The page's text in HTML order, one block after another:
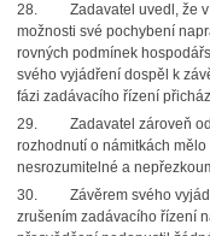
28. Zadavatel uvedl, že v
možnosti své pochybení
rovných podmínek
svého vyjádření dospěl k
fázi zadávacího řízení
29. Zadavatel zároveň
rozhodnutí o námitkách
nesrozumitelné a
30. Závěrem svého
zrušením zadávacího řízení